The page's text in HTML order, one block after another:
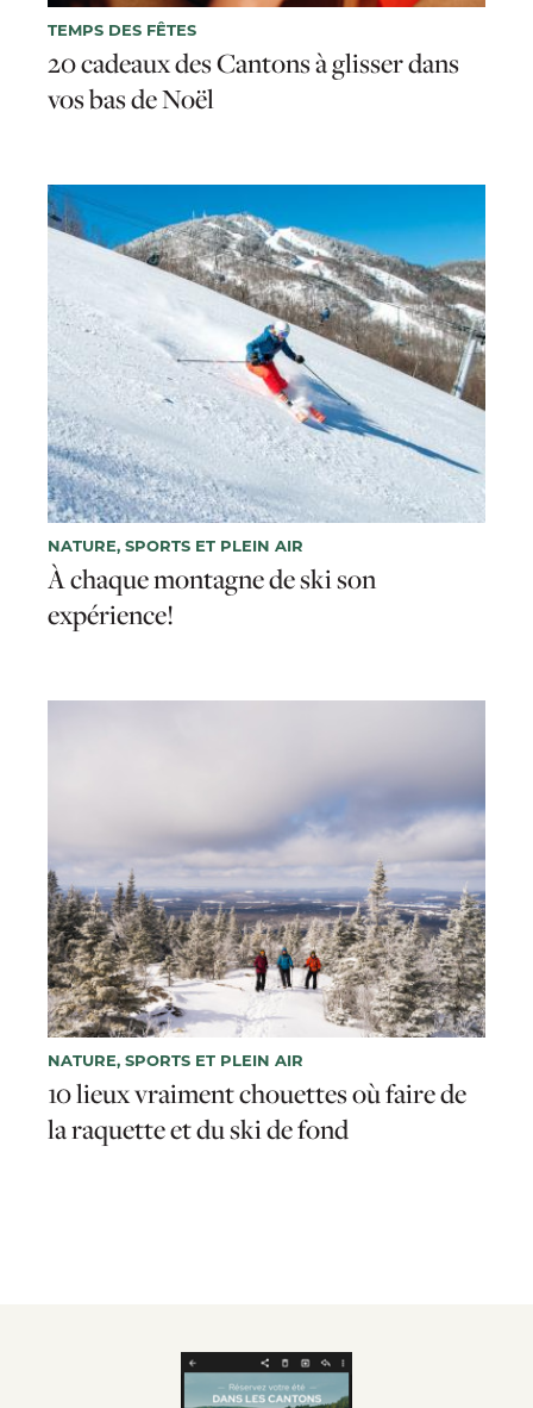
TEMPS DES FÊTES
20 cadeaux des Cantons à glisser dans
vos bas de Noël
NATURE, SPORTS ET PLEIN AIR
À chaque montagne de ski son
expérience!
NATURE, SPORTS ET PLEIN AIR
10 lieux vraiment chouettes où faire de
la raquette et du ski de fond